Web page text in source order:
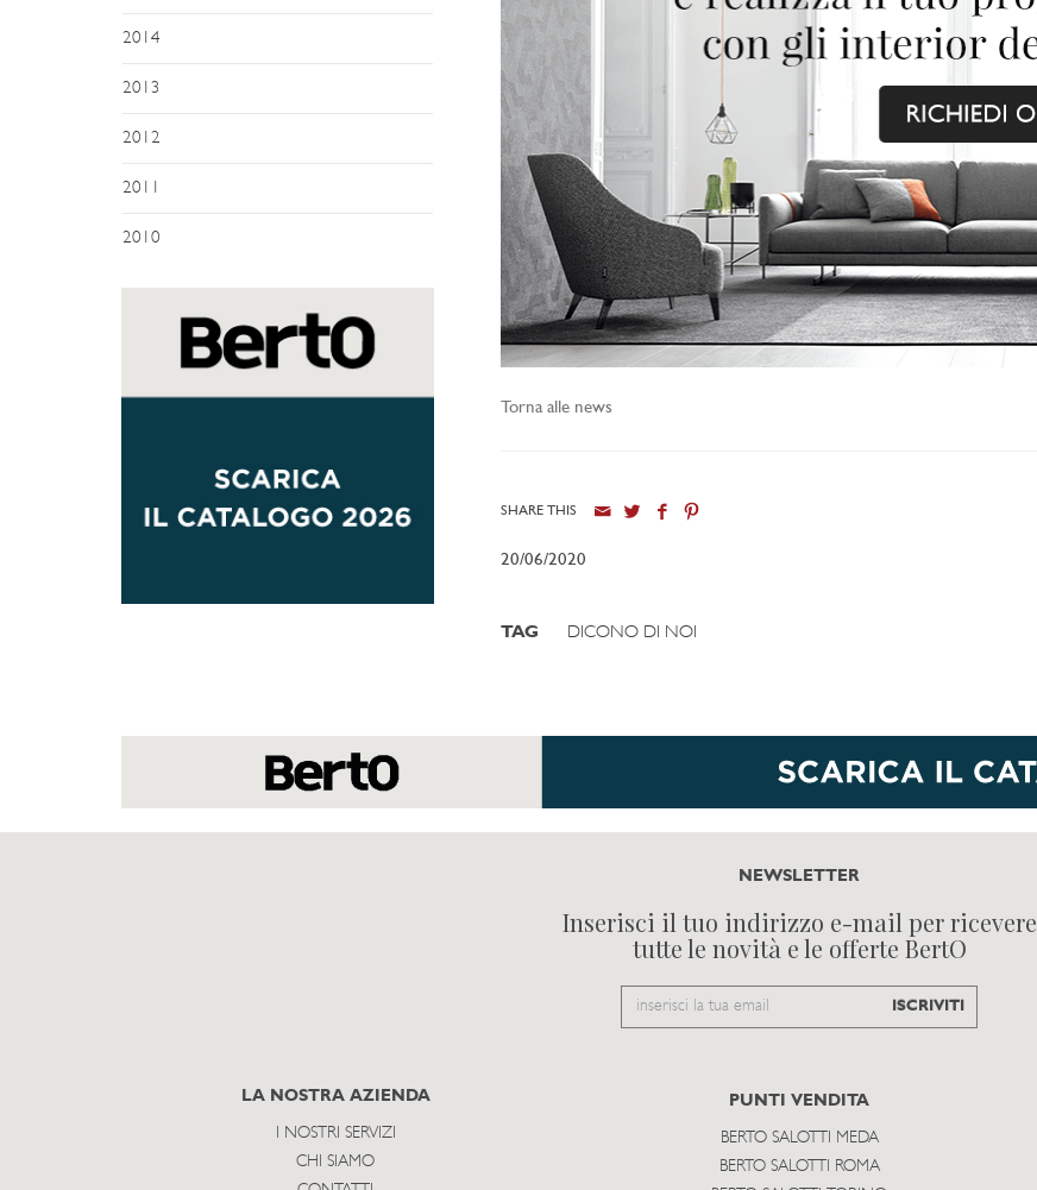
2014
2013
2012
2011
2010
Torna alle news
SHARE THIS
20/06/2020
TAG DICONO DI NOI
NEWSLETTER
Inserisci il tuo indirizzo e-mail per ricevere
tutte le novità e le offerte BertO
Email
ISCRIVITI
LA NOSTRA AZIENDA
I NOSTRI SERVIZI
CHI SIAMO
PUNTI VENDITA
BERTO SALOTTI MEDA
BERTO SALOTTI ROMA